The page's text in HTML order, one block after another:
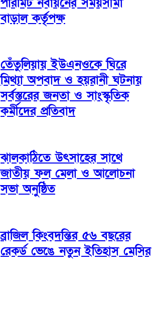
বাড়াল কর্তৃপক্ষ
তেঁতুলিয়ায় ইউএনওকে ঘিরে
মিথ্যা অপবাদ ও হয়রানী ঘটনায়
সর্বস্তরের জনতা ও সাংস্কৃতিক
কর্মীদের প্রতিবাদ
ঝালকাঠিতে উৎসাহের সাথে
জাতীয় ফল মেলা ও আলোচনা
সভা অনুষ্ঠিত
ব্রাজিল কিংবদন্তির ৫৬ বছরের
রেকর্ড ভেঙে নতুন ইতিহাস মেসির